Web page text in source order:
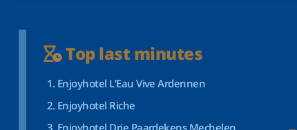
Top last minutes
Enjoyhotel L’Eau Vive Ardennen
Enjoyhotel Riche
Enjoyhotel Drie Paardekens Mechelen